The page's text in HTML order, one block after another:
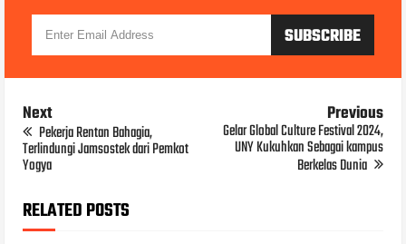
Next
Pekerja Rentan Bahagia,
Terlindungi Jamsostek dari Pemkot
Yogya
Previous
Gelar Global Culture Festival 2024,
UNY Kukuhkan Sebagai kampus
Berkelas Dunia
RELATED POSTS